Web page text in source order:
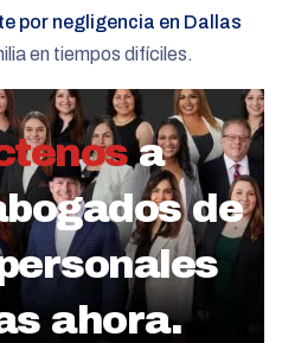
por negligencia en Dallas
en tiempos difíciles.
a
de
ahora.